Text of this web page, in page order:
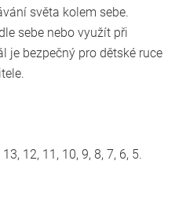
světa kolem sebe.
sebe nebo využít při
je bezpečný pro dětské ruce
12, 11, 10, 9, 8, 7, 6, 5.